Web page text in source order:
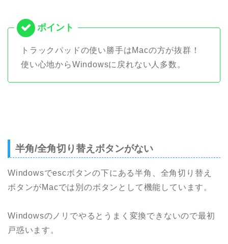
トラックパッドの使い勝手はMacの方が抜群！
使い心地からWindowsに戻れない人多数。
半角/全角切り替えボタンがない
Windowsでescボタンの下にある半角、全角切り替え
ボタンがMacでは別のボタンとして機能しています。
Windowsのノリでやるとうまく変換できないので最初
戸惑います。